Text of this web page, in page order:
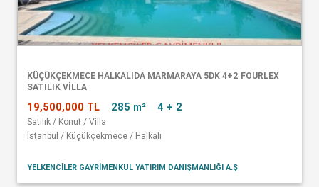
KÜÇÜKÇEKMECE HALKALIDA MARMARAYA 5DK 4+2 FOURLEX
SATILIK VİLLA
19,500,000 TL 285 m² 4 + 2
Satılık / Konut / Villa
İstanbul / Küçükçekmece / Halkalı
YELKENCİLER GAYRİMENKUL YATIRIM DANIŞMANLIĞI A.Ş